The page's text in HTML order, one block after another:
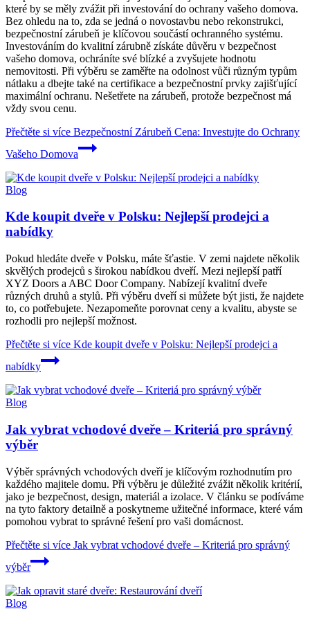
které by se měly zvážit při investování do ochrany vašeho domova.
Bez ohledu na to, zda se jedná o novostavbu nebo rekonstrukci,
bezpečnostní zárubeň je klíčovou součástí ochranného systému.
Investováním do kvalitní zárubně získáte důvěru v bezpečnost
vašeho domova, ochráníte své blízké a zvyšujete hodnotu
nemovitosti. Při výběru se zaměřte na odolnost vůči různým typům
nátlaku a dbejte také na certifikace a bezpečnostní prvky zajišťující
maximální ochranu. Nešetřete na zárubeň, protože bezpečnost má
vždy svou cenu.
Přečtěte si více Bezpečnostní Zárubeň Cena: Investujte do Ochrany
Vašeho Domova
Blog
Kde koupit dveře v Polsku: Nejlepší prodejci a
nabídky
Pokud hledáte dveře v Polsku, máte šťastie. V zemi najdete několik
skvělých prodejců s širokou nabídkou dveří. Mezi nejlepší patří
XYZ Doors a ABC Door Company. Nabízejí kvalitní dveře
různých druhů a stylů. Při výběru dveří si můžete být jisti, že najdete
to, co potřebujete. Nezapomeňte porovnat ceny a kvalitu, abyste se
rozhodli pro nejlepší možnost.
Přečtěte si více Kde koupit dveře v Polsku: Nejlepší prodejci a
nabídky
Blog
Jak vybrat vchodové dveře – Kriteriá pro správný
výběr
Výběr správných vchodových dveří je klíčovým rozhodnutím pro
každého majitele domu. Při výběru je důležité zvážit několik kritérií,
jako je bezpečnost, design, materiál a izolace. V článku se podíváme
na tyto faktory detailně a poskytneme užitečné informace, které vám
pomohou vybrat to správné řešení pro vaši domácnost.
Přečtěte si více Jak vybrat vchodové dveře – Kriteriá pro správný
výběr
Blog